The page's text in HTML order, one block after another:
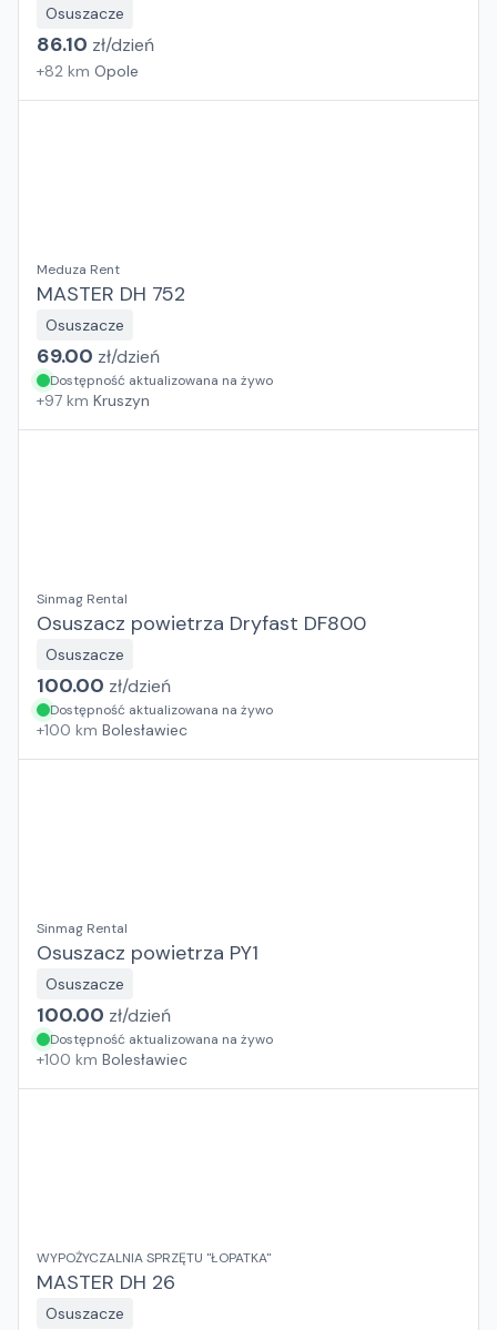
Osuszacze
86.10 zł/dzień
+82 km Opole
Meduza Rent
MASTER DH 752
Osuszacze
69.00 zł/dzień
Dostępność aktualizowana na żywo
+97 km Kruszyn
Sinmag Rental
Osuszacz powietrza Dryfast DF800
Osuszacze
100.00 zł/dzień
Dostępność aktualizowana na żywo
+100 km Bolesławiec
Sinmag Rental
Osuszacz powietrza PY1
Osuszacze
100.00 zł/dzień
Dostępność aktualizowana na żywo
+100 km Bolesławiec
WYPOŻYCZALNIA SPRZĘTU "ŁOPATKA"
MASTER DH 26
Osuszacze